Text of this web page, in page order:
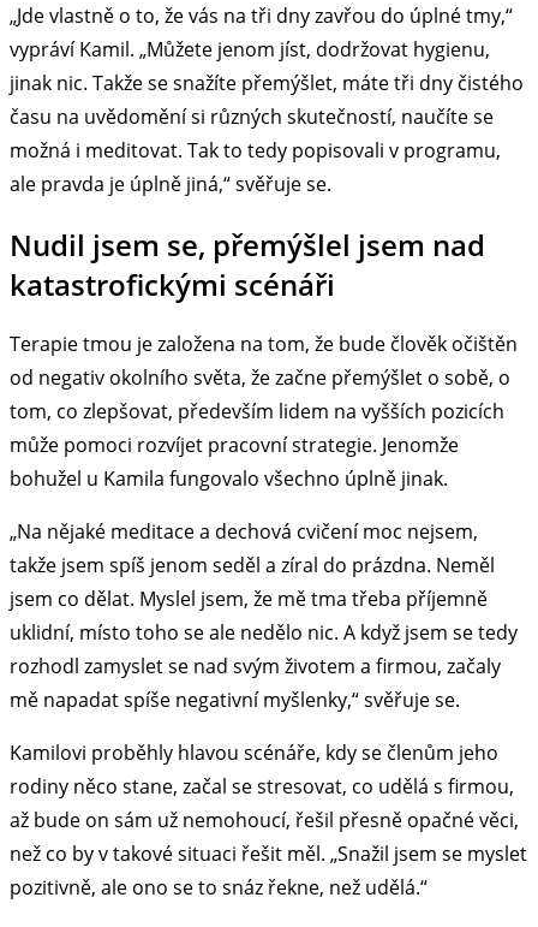
„Jde vlastně o to, že vás na tři dny zavřou do úplné tmy,“
vypráví Kamil. „Můžete jenom jíst, dodržovat hygienu,
jinak nic. Takže se snažíte přemýšlet, máte tři dny čistého
času na uvědomění si různých skutečností, naučíte se
možná i meditovat. Tak to tedy popisovali v programu,
ale pravda je úplně jiná,“ svěřuje se.
Nudil jsem se, přemýšlel jsem nad
katastrofickými scénáři
Terapie tmou je založena na tom, že bude člověk očištěn
od negativ okolního světa, že začne přemýšlet o sobě, o
tom, co zlepšovat, především lidem na vyšších pozicích
může pomoci rozvíjet pracovní strategie. Jenomže
bohužel u Kamila fungovalo všechno úplně jinak.
„Na nějaké meditace a dechová cvičení moc nejsem,
takže jsem spíš jenom seděl a zíral do prázdna. Neměl
jsem co dělat. Myslel jsem, že mě tma třeba příjemně
uklidní, místo toho se ale nedělo nic. A když jsem se tedy
rozhodl zamyslet se nad svým životem a firmou, začaly
mě napadat spíše negativní myšlenky,“ svěřuje se.
Kamilovi proběhly hlavou scénáře, kdy se členům jeho
rodiny něco stane, začal se stresovat, co udělá s firmou,
až bude on sám už nemohoucí, řešil přesně opačné věci,
než co by v takové situaci řešit měl. „Snažil jsem se myslet
pozitivně, ale ono se to snáz řekne, než udělá.“